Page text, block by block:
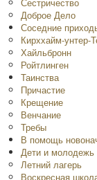
Доброе Дело
Соседние
Кирххайм-унтер-
Хайльбронн
Ройтлинген
Таинства
Причастие
Крещение
Венчание
Требы
В помощь
Дети и молодежь
Летний лагерь
Воскресная